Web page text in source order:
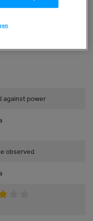
against power
observed